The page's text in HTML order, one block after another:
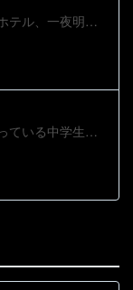
アラフォーの派遣ＯＬ孝恵が泊まった謎のホテル、一夜明けてみたら、その朝は"昨日"だった...
新人青年弁護士の大沢はいじめでひきこもっている中学生・翔を助けようとするが.....